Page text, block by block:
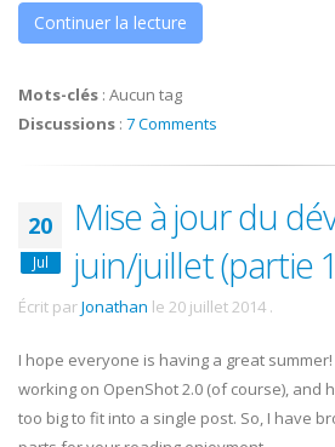
Continuer la lecture
Mots-clés : Aucun tag
Discussions : 7 Comments
20
Jul
Mise à jour du
juin/juillet (partie
Écrit parJonathan le 20 juillet 2014 .
I hope everyone is having a great
working on OpenShot 2.0 (of course), and
too big to fit into a single post. So, I have